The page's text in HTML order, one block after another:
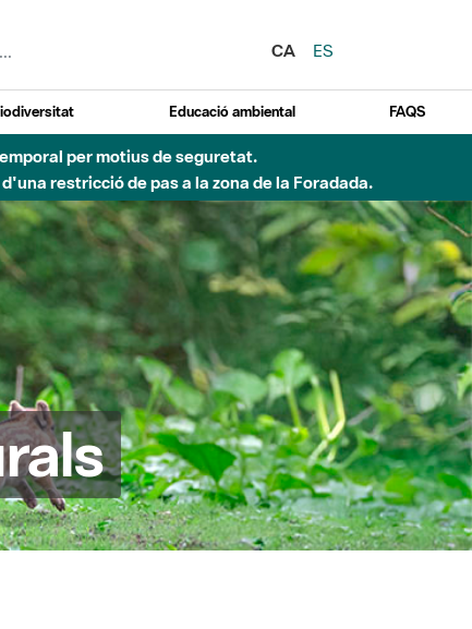
CA
ES
Educació ambiental FAQS
per motius de seguretat.
restricció de pas a la zona de la Foradada.